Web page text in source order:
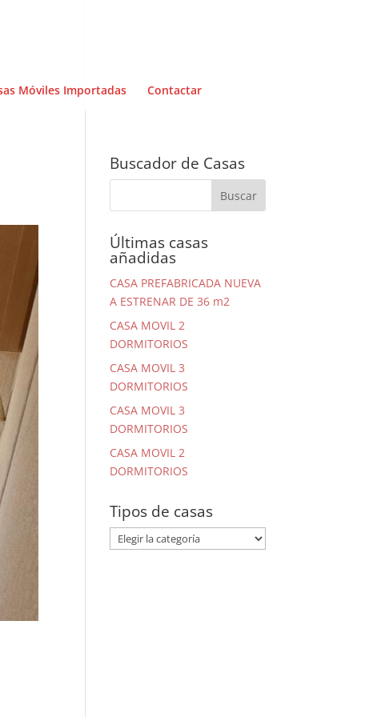
Móviles Importadas Contactar
Buscador de Casas
Últimas casas
añadidas
CASA PREFABRICADA NUEVA
A ESTRENAR DE 36 m2
CASA MOVIL 2
DORMITORIOS
CASA MOVIL 3
DORMITORIOS
CASA MOVIL 3
DORMITORIOS
CASA MOVIL 2
DORMITORIOS
Tipos de casas
Tipos
de